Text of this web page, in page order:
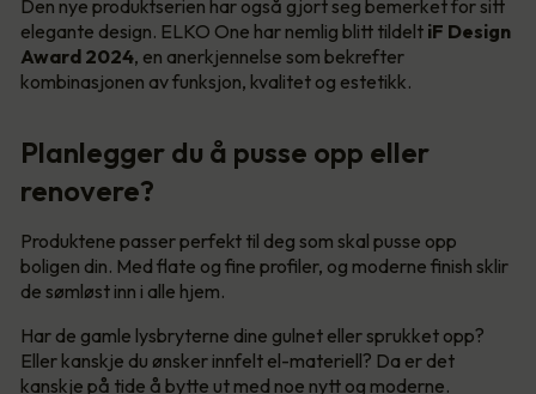
Den nye produktserien har også gjort seg bemerket for sitt
elegante design. ELKO One har nemlig blitt tildelt iF Design
Award 2024, en anerkjennelse som bekrefter
kombinasjonen av funksjon, kvalitet og estetikk.
Planlegger du å pusse opp eller
renovere?
Produktene passer perfekt til deg som skal pusse opp
boligen din. Med flate og fine profiler, og moderne finish sklir
de sømløst inn i alle hjem.
Har de gamle lysbryterne dine gulnet eller sprukket opp?
Eller kanskje du ønsker innfelt el-materiell? Da er det
kanskje på tide å bytte ut med noe nytt og moderne.